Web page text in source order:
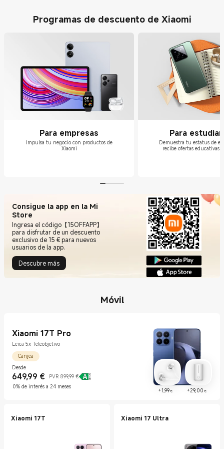
Programas de descuento de Xiaomi
Para empresas
Impulsa tu negocio con productos de
Xiaomi
Para
Demuestra tu estatus de
recibe ofertas educativas
Consigue la app en la Mi
Store
Ingresa el código【15OFFAPP】
para disfrutar de un descuento
exclusivo de 15 € para nuevos
usuarios de la app.
Descubre más
Móvil
Xiaomi 17T Pro
Leica 5x Teleobjetivo
Canjea
Desde
649,99 €
Current Price €649.99PVR 899,99 €
Precio de mercado 899,99 €
0% de interés a 24 meses
+1,99 € Current Price €1.99
+29,00 €
Xiaomi 17T Xiaomi 17 Ultra